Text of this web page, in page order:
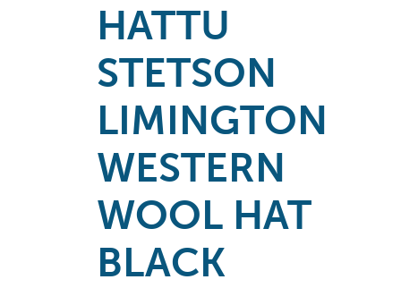
HATTU
STETSON
LIMINGTON
WESTERN
WOOL HAT
BLACK